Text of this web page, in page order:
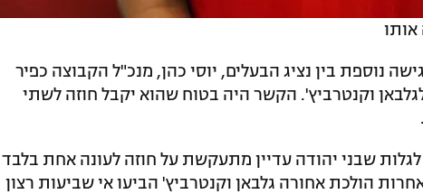
נוספת בין נציג הבעלים, יוסי כהן, מנכ"ל הקבוצה כפיר
וקנטרביץ'. הקשר היה בטוח שהוא יקבל חוזה לשתי
אלא שבפגישה נדהם גלבאן בן ה-31 לגלות שבני יהודה עדיין מתעקשת על חוזה לעונה אחת בלבד
במלים אחרות הולכת אחורה גלבאן וקנטרביץ' הביעו אי שביעות רצון